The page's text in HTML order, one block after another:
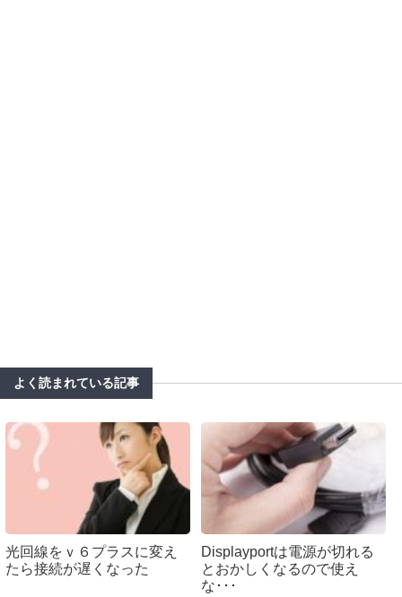
よく読まれている記事
光回線をｖ６プラスに変え
たら接続が遅くなった
Displayportは電源が切れる
とおかしくなるので使え
な･･･